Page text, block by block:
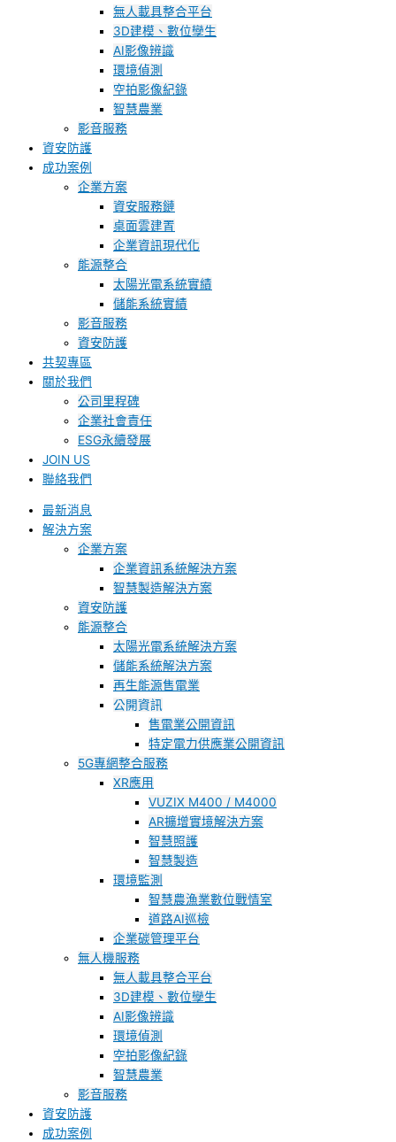
無人載具整合平台
3D建模、數位孿生
AI影像辨識
環境偵測
空拍影像紀錄
智慧農業
影音服務
資安防護
成功案例
企業方案
資安服務鏈
桌面雲建置
企業資訊現代化
能源整合
太陽光電系統實績
儲能系統實績
影音服務
資安防護
共契專區
關於我們
公司里程碑
企業社會責任
ESG永續發展
JOIN US
聯絡我們
最新消息
解決方案
企業方案
企業資訊系統解決方案
智慧製造解決方案
資安防護
能源整合
太陽光電系統解決方案
儲能系統解決方案
再生能源售電業
公開資訊
售電業公開資訊
特定電力供應業公開資訊
5G專網整合服務
XR應用
VUZIX M400 / M4000
AR擴增實境解決方案
智慧照護
智慧製造
環境監測
智慧農漁業數位戰情室
道路AI巡檢
企業碳管理平台
無人機服務
無人載具整合平台
3D建模、數位孿生
AI影像辨識
環境偵測
空拍影像紀錄
智慧農業
影音服務
資安防護
成功案例